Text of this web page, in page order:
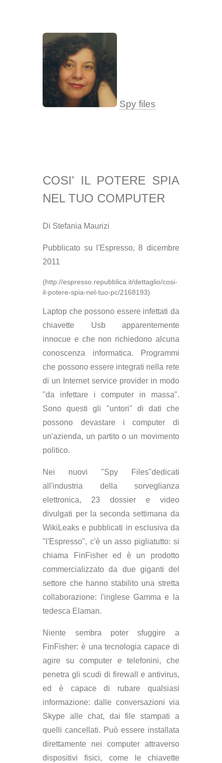
Spy files
COSI' IL POTERE SPIA
NEL TUO COMPUTER
Di Stefania Maurizi
Pubblicato su l'Espresso, 8 dicembre
2011
(http://espresso.repubblica.it/dettaglio/cosi-
il-potere-spia-nel-tuo-pc/2168193)
Laptop che possono essere infettati da
chiavette Usb apparentemente
innocue e che non richiedono alcuna
conoscenza informatica. Programmi
che possono essere integrati nella rete
di un Internet service provider in modo
"da infettare i computer in massa".
Sono questi gli "untori" di dati che
possono devastare i computer di
un'azienda, un partito o un movimento
politico.
Nei nuovi "Spy Files"dedicati
all'industria della sorveglianza
elettronica, 23 dossier e video
divulgati per la seconda settimana da
WikiLeaks e pubblicati in esclusiva da
"l'Espresso", c'è un asso pigliatutto: si
chiama FinFisher ed è un prodotto
commercializzato da due giganti del
settore che hanno stabilito una stretta
collaborazione: l'inglese Gamma e la
tedesca Elaman.
Niente sembra poter sfuggire a
FinFisher: è una tecnologia capace di
agire su computer e telefonini, che
penetra gli scudi di firewall e antivirus,
ed è capace di rubare qualsiasi
informazione: dalle conversazioni via
Skype alle chat, dai file stampati a
quelli cancellati. Può essere installata
direttamente nei computer attraverso
dispositivi fisici, come le chiavette